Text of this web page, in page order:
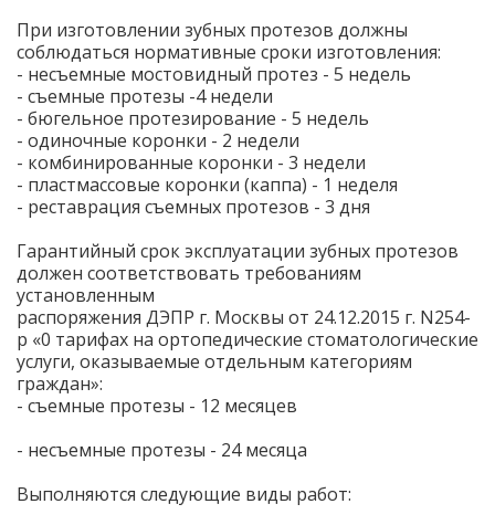
При изготовлении зубных протезов должны
соблюдаться нормативные сроки изготовления:
- несъемные мостовидный протез - 5 недель
- съемные протезы -4 недели
- бюгельное протезирование - 5 недель
- одиночные коронки - 2 недели
- комбинированные коронки - 3 недели
- пластмассовые коронки (каппа) - 1 неделя
- реставрация съемных протезов - 3 дня
Гарантийный срок эксплуатации зубных протезов
должен соответствовать требованиям
установленным
распоряжения ДЭПР г. Москвы от 24.12.2015 г. N254-
p «0 тарифах на ортопедические стоматологические
услуги, оказываемые отдельным категориям
граждан»:
- съемные протезы - 12 месяцев
- несъемные протезы - 24 месяца
Выполняются следующие виды работ: